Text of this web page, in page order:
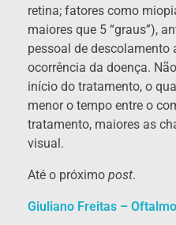
retina; fatores como
maiores que 5 “graus”),
pessoal de descolamento
ocorrência da doença.
início do tratamento, o
menor o tempo entre o
tratamento, maiores as
visual.
Até o próximo post.
Giuliano Freitas –